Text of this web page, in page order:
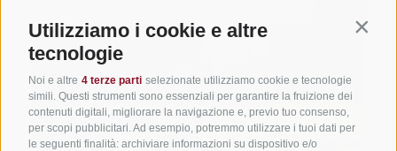
Utilizziamo i cookie e altre
tecnologie
Noi e altre 4 terze parti selezionate utilizziamo cookie e tecnologie
simili. Questi strumenti sono essenziali per garantire la fruizione dei
contenuti digitali, migliorare la navigazione e, previo tuo consenso,
per scopi pubblicitari. Ad esempio, potremmo utilizzare i tuoi dati per
le seguenti finalità: archiviare informazioni su dispositivo e/o